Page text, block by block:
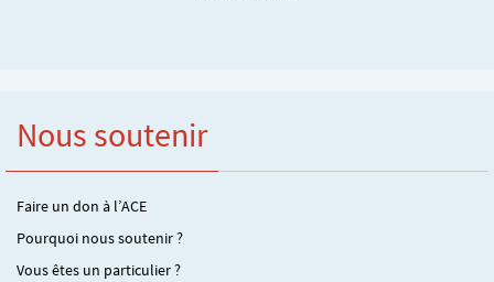
Nous soutenir
Faire un don à l’ACE
Pourquoi nous soutenir ?
Vous êtes un particulier ?